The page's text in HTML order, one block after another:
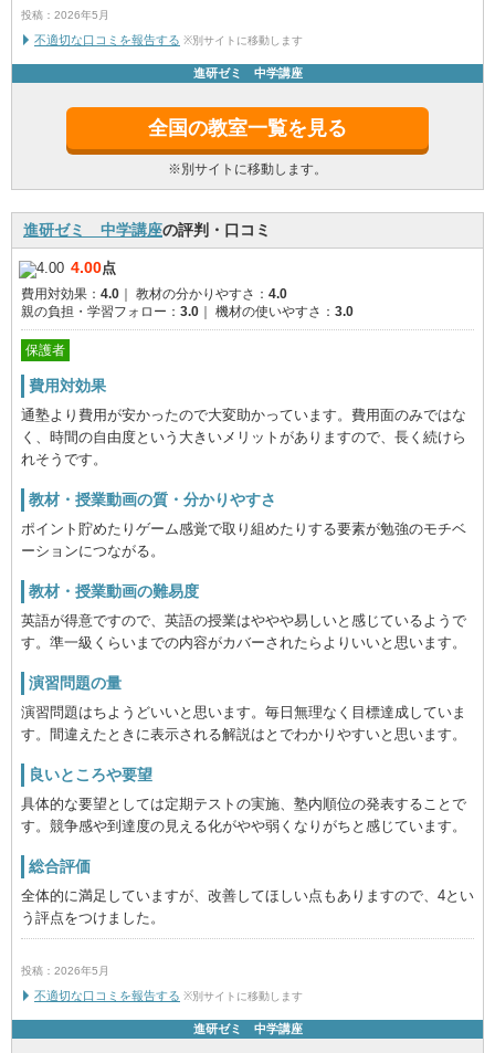
投稿：2026年5月
不適切な口コミを報告する ※別サイトに移動します
進研ゼミ 中学講座
全国の教室一覧を見る
※別サイトに移動します。
進研ゼミ 中学講座の評判・口コミ
4.00点
費用対効果： 4.0 教材の分かりやすさ： 4.0
親の負担・学習フォロー： 3.0 機材の使いやすさ： 3.0
保護者
費用対効果
通塾より費用が安かったので大変助かっています。費用面のみではな
く、時間の自由度という大きいメリットがありますので、長く続けら
れそうです。
教材・授業動画の質・分かりやすさ
ポイント貯めたりゲーム感覚で取り組めたりする要素が勉強のモチベ
ーションにつながる。
教材・授業動画の難易度
英語が得意ですので、英語の授業はややや易しいと感じているようで
す。準一級くらいまでの内容がカバーされたらよりいいと思います。
演習問題の量
演習問題はちようどいいと思います。毎日無理なく目標達成していま
す。間違えたときに表示される解説はとでわかりやすいと思います。
良いところや要望
具体的な要望としては定期テストの実施、塾内順位の発表することで
す。競争感や到達度の見える化がやや弱くなりがちと感じています。
総合評価
全体的に満足していますが、改善してほしい点もありますので、4とい
う評点をつけました。
投稿：2026年5月
不適切な口コミを報告する ※別サイトに移動します
進研ゼミ 中学講座